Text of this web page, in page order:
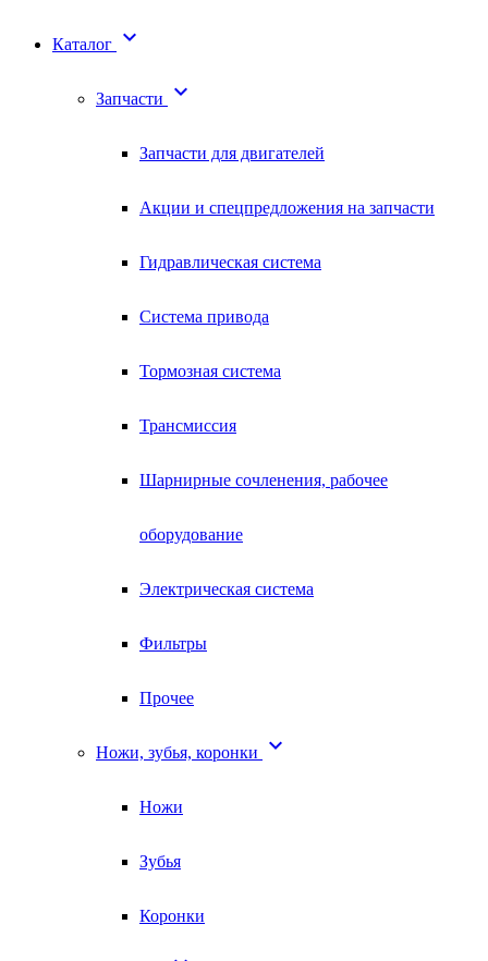
Каталог 
Запчасти 
Запчасти для двигателей
Акции и спецпредложения на запчасти
Гидравлическая система
Система привода
Тормозная система
Трансмиссия
Шарнирные сочленения, рабочее
оборудование
Электрическая система
Фильтры
Прочее
Ножи, зубья, коронки 
Ножи
Зубья
Коронки